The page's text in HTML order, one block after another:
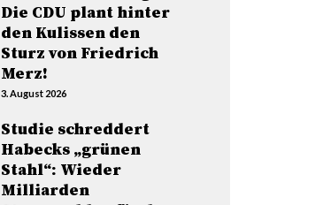
Die CDU plant hinter
den Kulissen den
Sturz von Friedrich
Merz!
3. August 2026
Studie schreddert
Habecks „grünen
Stahl“: Wieder
Milliarden